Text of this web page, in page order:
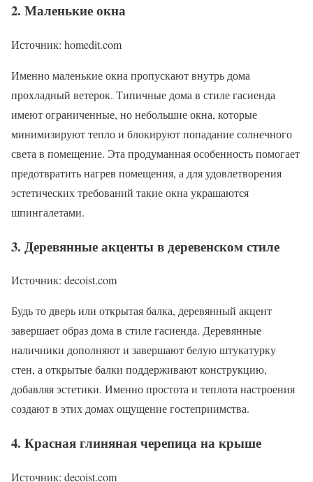
2. Маленькие окна
Источник: homedit.com
Именно маленькие окна пропускают внутрь дома
прохладный ветерок. Типичные дома в стиле гасиенда
имеют ограниченные, но небольшие окна, которые
минимизируют тепло и блокируют попадание солнечного
света в помещение. Эта продуманная особенность помогает
предотвратить нагрев помещения, а для удовлетворения
эстетических требований такие окна украшаются
шпингалетами.
3. Деревянные акценты в деревенском стиле
Источник: decoist.com
Будь то дверь или открытая балка, деревянный акцент
завершает образ дома в стиле гасиенда. Деревянные
наличники дополняют и завершают белую штукатурку
стен, а открытые балки поддерживают конструкцию,
добавляя эстетики. Именно простота и теплота настроения
создают в этих домах ощущение гостеприимства.
4. Красная глиняная черепица на крыше
Источник: decoist.com